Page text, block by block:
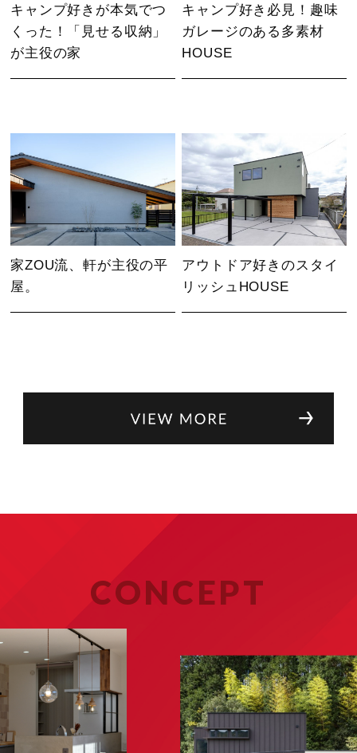
キャンプ好きが本気でつ
くった！「見せる収納」
が主役の家
キャンプ好き必見！趣味
ガレージのある多素材
HOUSE
家ZOU流、軒が主役の平
屋。
アウトドア好きのスタイ
リッシュHOUSE
CONCEPT